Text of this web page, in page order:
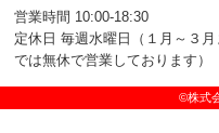
営業時間 10:00-18:30
定休日 毎週水曜日（１月～３月
では無休で営業しております）
©株式